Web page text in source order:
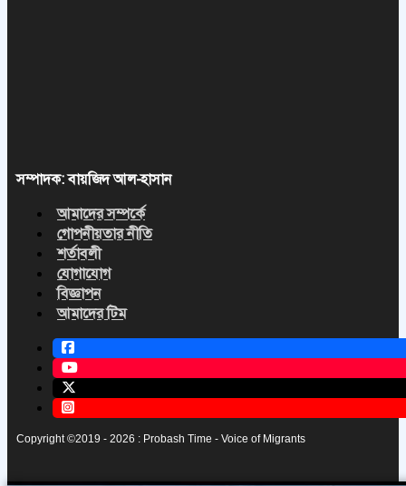
সম্পাদক: বায়জিদ আল-হাসান
আমাদের সম্পর্কে
গোপনীয়তার নীতি
শর্তাবলী
যোগাযোগ
বিজ্ঞাপন
আমাদের টিম
Copyright ©2019 - 2026 : Probash Time - Voice of Migrants